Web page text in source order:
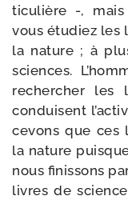
ti­cu­lière -, mais
vous étu­diez les
la nature ; à
sciences.
recher­cher
conduisent
ce­vons que ces
la nature
nous finis­sons
livres de